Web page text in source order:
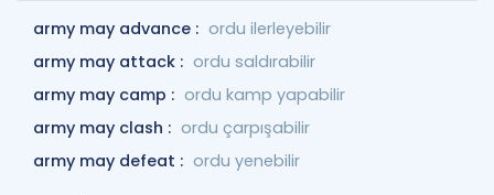
army may advance : ordu ilerleyebilir
army may attack : ordu saldırabilir
army may camp : ordu kamp yapabilir
army may clash : ordu çarpışabilir
army may defeat : ordu yenebilir